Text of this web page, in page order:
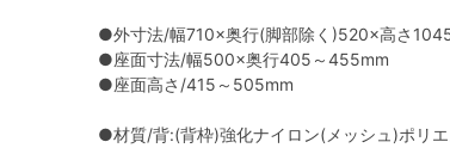
●外寸法/幅710×奥行(脚部除く)520×高さ
●座面寸法/幅500×奥行405～455mm
●座面高さ/415～505mm
●材質/背:(背枠)強化ナイロン(メッシュ)ポリエ